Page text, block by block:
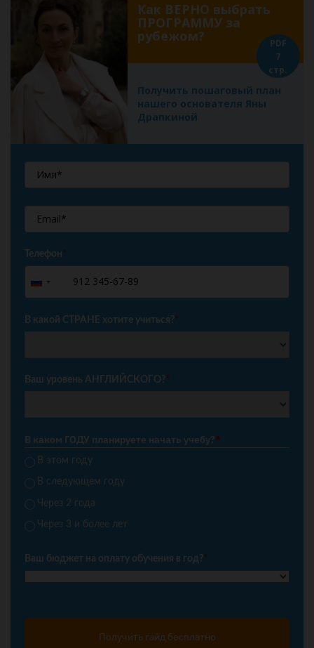
Как ВЕРНО выбрать
ПРОГРАММУ за
рубежом?
Получить пошаговый план
нашего основателя Яны
Драпкиной
PDF
7
стр.
Телефон*
Russia
+7
В какой СТРАНЕ хотите учиться?*
Ваш уровень АНГЛИЙСКОГО?*
В каком ГОДУ планируете начать учебу?*
В этом году
В следующем году
Через 2 года
Через 3 и более лет
Ваш бюджет на оплату обучения в год?*
Получить гайд бесплатно